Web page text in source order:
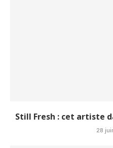
Still Fresh : cet artiste
28